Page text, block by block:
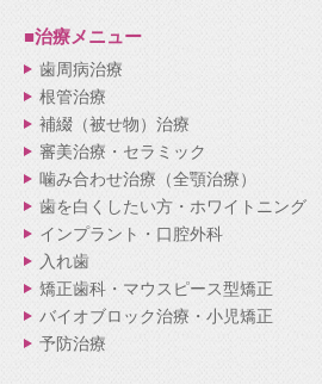
■治療メニュー
歯周病治療
根管治療
補綴（被せ物）治療
審美治療・セラミック
噛み合わせ治療（全顎治療）
歯を白くしたい方・ホワイトニング
インプラント・口腔外科
入れ歯
矯正歯科・マウスピース型矯正
バイオブロック治療・小児矯正
予防治療